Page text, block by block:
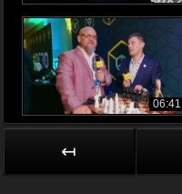
06:41
↤